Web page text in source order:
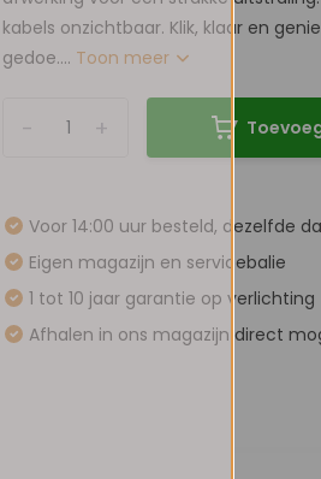
kabels onzichtbaar. Klik, klaar en
gedoe.... Toon meer
+
-
Voor 14:00 uur besteld, dezelfde
Eigen magazijn en servicebalie
1 tot 10 jaar garantie op verlichting
Afhalen in ons magazijn direct